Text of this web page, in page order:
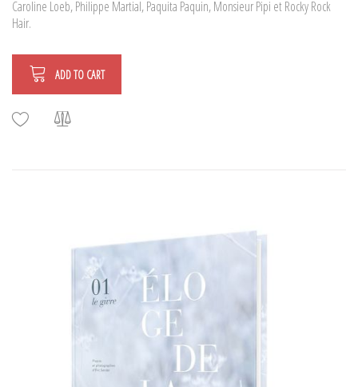
Caroline Loeb, Philippe Martial, Paquita Paquin, Monsieur Pipi et Rocky Rock
Hair.
ADD TO CART